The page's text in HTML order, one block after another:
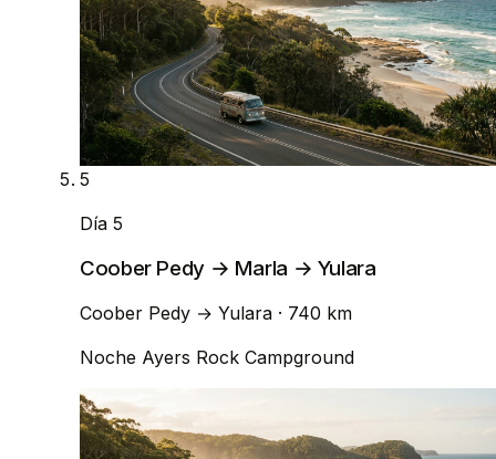
5
Día 5
Coober Pedy → Marla → Yulara
Coober Pedy → Yulara · 740 km
Noche Ayers Rock Campground